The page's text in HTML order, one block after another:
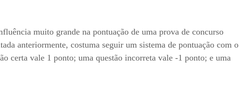
muito grande na pontuação de uma prova de concurso
anteriormente, costuma seguir um sistema de pontuação com o
certa vale 1 ponto; uma questão incorreta vale -1 ponto; e uma